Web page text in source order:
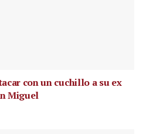
con un cuchillo a su ex
Miguel